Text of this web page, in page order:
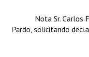
Organigrama
Nota Sr. Carlos
Pardo, solicitando